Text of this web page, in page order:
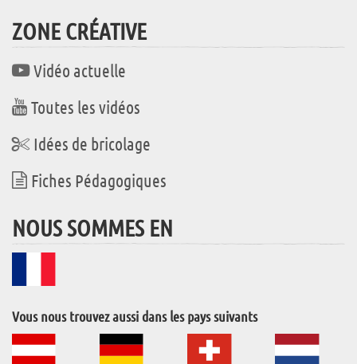
ZONE CRÉATIVE
Vidéo actuelle
Toutes les vidéos
Idées de bricolage
Fiches Pédagogiques
NOUS SOMMES EN
Vous nous trouvez aussi dans les pays suivants